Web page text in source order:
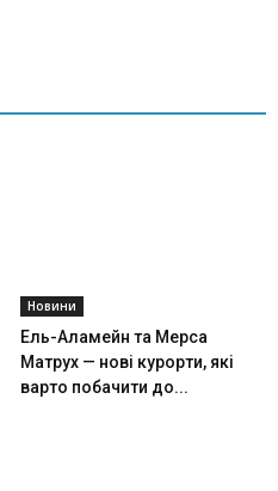
Новини
Ель-Аламейн та Мерса
Матрух — нові курорти, які
варто побачити до...